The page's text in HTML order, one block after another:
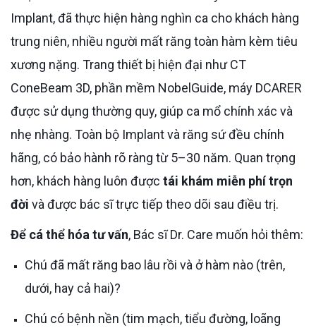
Implant, đã thực hiện hàng nghìn ca cho khách hàng
trung niên, nhiều người mất răng toàn hàm kèm tiêu
xương nặng. Trang thiết bị hiện đại như CT
ConeBeam 3D, phần mềm NobelGuide, máy DCARER
được sử dụng thường quy, giúp ca mổ chính xác và
nhẹ nhàng. Toàn bộ Implant và răng sứ đều chính
hãng, có bảo hành rõ ràng từ 5–30 năm. Quan trọng
hơn, khách hàng luôn được tái khám miễn phí trọn
đời và được bác sĩ trực tiếp theo dõi sau điều trị.
Để cá thể hóa tư vấn, Bác sĩ Dr. Care muốn hỏi thêm:
Chú đã mất răng bao lâu rồi và ở hàm nào (trên,
dưới, hay cả hai)?
Chú có bệnh nền (tim mạch, tiểu đường, loãng